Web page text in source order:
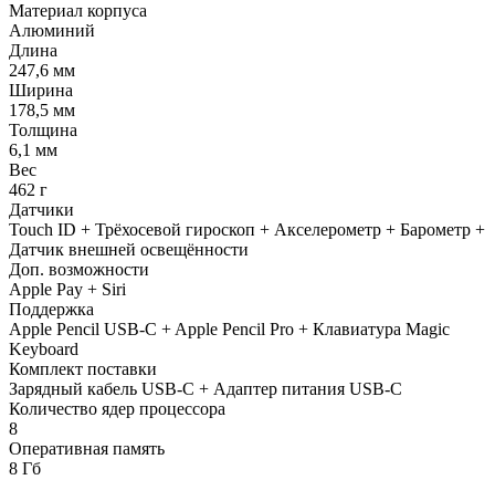
Материал корпуса
Алюминий
Длина
247,6 мм
Ширина
178,5 мм
Толщина
6,1 мм
Вес
462 г
Датчики
Touch ID + Трёхосевой гироскоп + Акселерометр + Барометр +
Датчик внешней освещённости
Доп. возможности
Apple Pay + Siri
Поддержка
Apple Pencil USB-C + Apple Pencil Pro + Клавиатура Magic
Keyboard
Комплект поставки
Зарядный кабель USB‑C + Адаптер питания USB‑C
Количество ядер процессора
8
Оперативная память
8 Гб